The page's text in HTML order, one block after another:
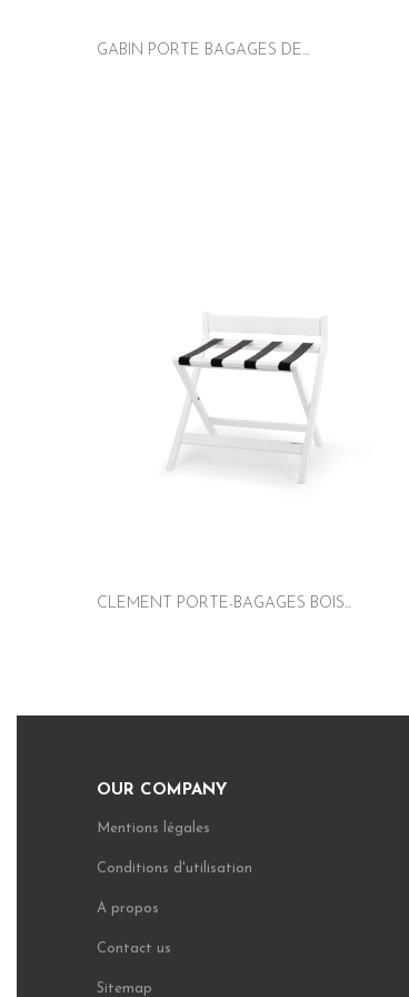
GABIN PORTE BAGAGES DE...
CLEMENT PORTE-BAGAGES BOIS...
OUR COMPANY
Mentions légales
Conditions d'utilisation
A propos
Contact us
Sitemap